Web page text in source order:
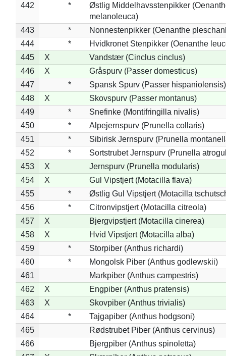
442
*
Østlig Middelhavsstenpikker
melanoleuca)
443
*
Nonnestenpikker (Oenanthe
444
*
Hvidkronet Stenpikker (Oenanthe
445
X
Vandstær (Cinclus cinclus)
446
X
Gråspurv (Passer domesticus)
447
*
Spansk Spurv (Passer hispaniolensis)
448
X
Skovspurv (Passer montanus)
449
*
Snefinke (Montifringilla nivalis)
450
*
Alpejernspurv (Prunella collaris)
451
*
Sibirisk Jernspurv (Prunella
452
*
Sortstrubet Jernspurv (Prunella
453
X
Jernspurv (Prunella modularis)
454
X
Gul Vipstjert (Motacilla flava)
455
*
Østlig Gul Vipstjert (Motacilla
456
*
Citronvipstjert (Motacilla citreola)
457
X
Bjergvipstjert (Motacilla cinerea)
458
X
Hvid Vipstjert (Motacilla alba)
459
*
Storpiber (Anthus richardi)
460
*
Mongolsk Piber (Anthus godlewskii)
461
Markpiber (Anthus campestris)
462
X
Engpiber (Anthus pratensis)
463
X
Skovpiber (Anthus trivialis)
464
*
Tajgapiber (Anthus hodgsoni)
465
Rødstrubet Piber (Anthus cervinus)
466
Bjergpiber (Anthus spinoletta)